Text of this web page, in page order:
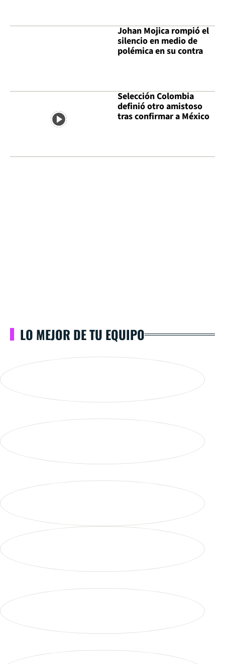
Johan Mojica rompió el
silencio en medio de
polémica en su contra
Selección Colombia
definió otro amistoso
tras confirmar a México
LO MEJOR DE TU EQUIPO